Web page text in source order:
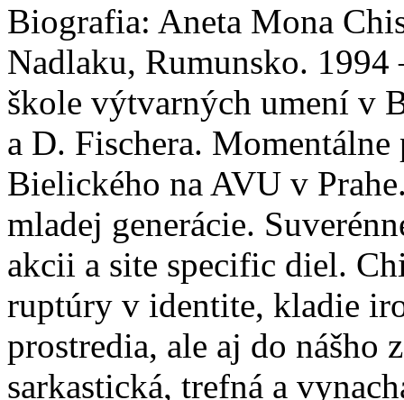
Biografia: Aneta Mona
Nadlaku, Rumunsko. 1994
škole výtvarných umení v
a D. Fischera.
Bielického na AVU v
mladej generácie.
akcii a site specific diel.
ruptúry v identite, kladie
prostredia, ale aj do nášho
sarkastická, trefná a